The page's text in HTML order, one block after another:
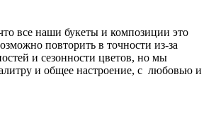
все наши букеты и композиции это
повторить в точности из-за
и сезонности цветов, но мы
и общее настроение, с любовью и